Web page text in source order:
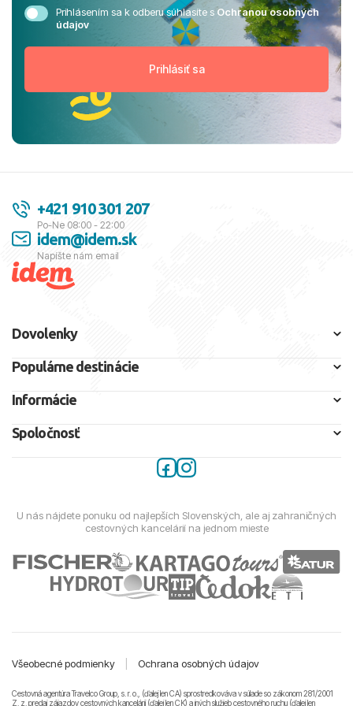
Prihlásením sa k odberu súhlasíte sOchranou osobných
údajov
+421 910 301 207
Po-Ne 08:00 - 22:00
idem@idem.sk
Napíšte nám email
Dovolenky
Populárne destinácie
Informácie
Spoločnosť
U nás nájdete ponuku od najlepších Slovenských, ale aj zahraničných
cestovných kancelárií na jednom mieste
Všeobecné podmienky Ochrana osobných údajov
Cestovná agentúra Travelco Group, s. r. o., (ďalej len CA) sprostredkováva v súlade so zákonom 281/2001
Z. z. predaj zájazdov cestovných kancelárii (ďalej len CK) a iných služieb cestovného ruchu (ďalej len